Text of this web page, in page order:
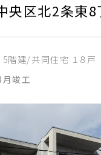
央区北2条東8
階建/共同住宅 １８戸
竣工